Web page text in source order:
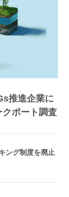
推進企業に
ポート調査
ング制度を廃止